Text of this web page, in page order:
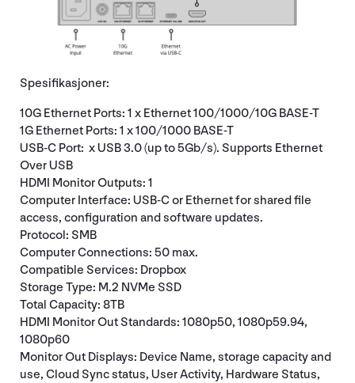
Spesifikasjoner:
10G Ethernet Ports: 1 x Ethernet 100/1000/10G BASE-T
1G Ethernet Ports: 1 x 100/1000 BASE-T
USB-C Port: x USB 3.0 (up to 5Gb/s). Supports Ethernet
Over USB
HDMI Monitor Outputs: 1
Computer Interface: USB-C or Ethernet for shared file
access, configuration and software updates.
Protocol: SMB
Computer Connections: 50 max.
Compatible Services: Dropbox
Storage Type: M.2 NVMe SSD
Total Capacity: 8TB
HDMI Monitor Out Standards: 1080p50, 1080p59.94,
1080p60
Monitor Out Displays: Device Name, storage capacity and
use, Cloud Sync status, User Activity, Hardware Status,